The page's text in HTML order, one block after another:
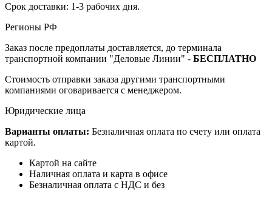
Срок доставки: 1-3 рабочих дня.
Регионы РФ
Заказ после предоплаты доставляется, до терминала
транспортной компании "Деловые Линии" - БЕСПЛАТНО
Стоимость отправки заказа другими транспортными
компаниями оговаривается с менеджером.
Юридические лица
Варианты оплаты: Безналичная оплата по счету или оплата
картой.
Картой на сайте
Наличная оплата и карта в офисе
Безналичная оплата с НДС и без